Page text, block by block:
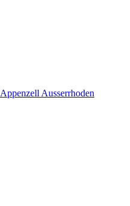
Appenzell Ausserrhoden